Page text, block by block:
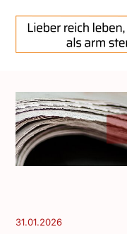
31.01.2026